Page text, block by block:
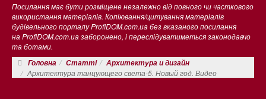
Посилання має бути розміщене незалежно від повного чи часткового
використання матеріалів. Копіювання/цитування матеріалів
будівельного порталу ProfiDOM.com.ua без вказаного посилання
на ProfiDOM.com.ua заборонено, і переслідуватиметься законодавчо
та ботами.
Головна
Статті
Архитектура и дизайн
Архитектура танцующего света-5. Новый год. Видео